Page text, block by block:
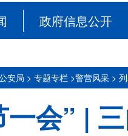
政府信息公开
安局 > 专题专栏 >警营风采 >
一会” |